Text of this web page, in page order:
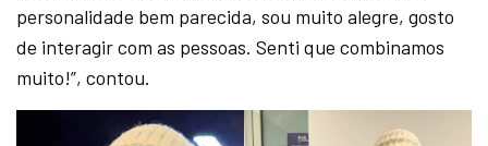
personalidade bem parecida, sou muito alegre, gosto
de interagir com as pessoas. Senti que combinamos
muito!”, contou.